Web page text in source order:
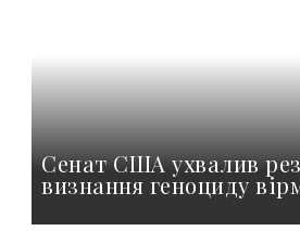
Сенат США ухвалив
визнання геноциду